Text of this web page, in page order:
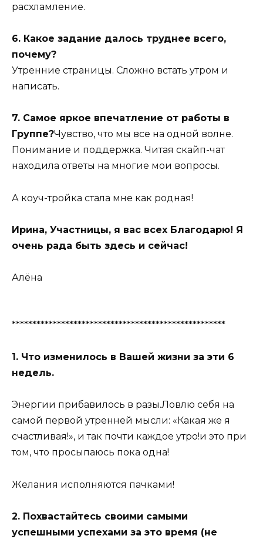
расхламление.
6. Какое задание далось труднее всего,
почему?
Утренние страницы. Сложно встать утром и
написать.
7. Самое яркое впечатление от работы в
Группе?Чувство, что мы все на одной волне.
Понимание и поддержка. Читая скайп-чат
находила ответы на многие мои вопросы.
А коуч-тройка стала мне как родная!
Ирина, Участницы, я вас всех Благодарю! Я
очень рада быть здесь и сейчас!
Алёна
****************************************************
1. Что изменилось в Вашей жизни за эти 6
недель.
Энергии прибавилось в разы.Ловлю себя на
самой первой утренней мысли: «Какая же я
счастливая!», и так почти каждое утро!и это при
том, что просыпаюсь пока одна!
Желания исполняются пачками!
2. Похвастайтесь своими самыми
успешными успехами за это время (не